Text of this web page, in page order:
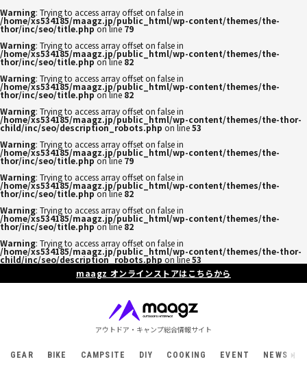
Warning: Trying to access array offset on false in
/home/xs534185/maagz.jp/public_html/wp-content/themes/the-
thor/inc/seo/title.phpon line 79
Warning: Trying to access array offset on false in
/home/xs534185/maagz.jp/public_html/wp-content/themes/the-
thor/inc/seo/title.phpon line 82
Warning: Trying to access array offset on false in
/home/xs534185/maagz.jp/public_html/wp-content/themes/the-
thor/inc/seo/title.phpon line 82
Warning: Trying to access array offset on false in
/home/xs534185/maagz.jp/public_html/wp-content/themes/the-thor-
child/inc/seo/description_robots.php on line53
Warning: Trying to access array offset on false in
/home/xs534185/maagz.jp/public_html/wp-content/themes/the-
thor/inc/seo/title.phpon line 79
Warning: Trying to access array offset on false in
/home/xs534185/maagz.jp/public_html/wp-content/themes/the-
thor/inc/seo/title.phpon line 82
Warning: Trying to access array offset on false in
/home/xs534185/maagz.jp/public_html/wp-content/themes/the-
thor/inc/seo/title.phpon line 82
Warning: Trying to access array offset on false in
/home/xs534185/maagz.jp/public_html/wp-content/themes/the-thor-
child/inc/seo/description_robots.php on line53
maagz オンラインストアはこちらから
アウトドア・キャンプ総合情報サイト
GEAR BIKE CAMPSITE DIY COOKING EVENT NEWS